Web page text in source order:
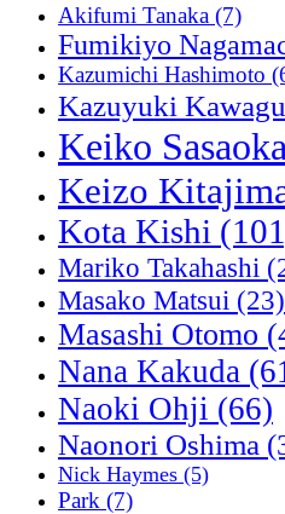
Akifumi Tanaka (7)
Fumikiyo
Kazumichi Hashimoto
Kazuyuki
Keiko Sasaoka
Keizo
Kota Kishi
Mariko Takahashi
Masako Matsui (23)
Masashi Otomo
Nana Kakuda
Naoki Ohji (66)
Naonori Oshima
Nick Haymes (5)
Park (7)